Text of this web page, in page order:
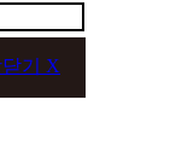
기 X